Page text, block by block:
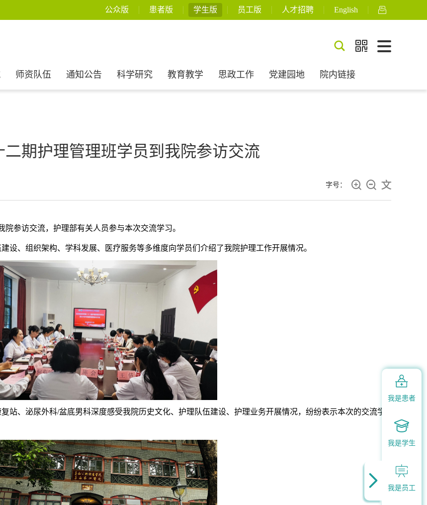
公众版 患者版 学生版 员工版 人才招聘 English 
师资队伍 通知公告 科学研究 教育教学 思政工作 党建园地 院内链接
 
二期护理管理班学员到我院参访交流
字号：   
参访交流，护理部有关人员参与本次交流学习。
设、组织架构、学科发展、医疗服务等多维度向学员们介绍了我院护理工作开展情况。
站、泌尿外科/盆底男科深度感受我院历史文化、护理队伍建设、护理业务开展情况，纷纷表示本次的交流学


我是患者

我是学生

我是员工